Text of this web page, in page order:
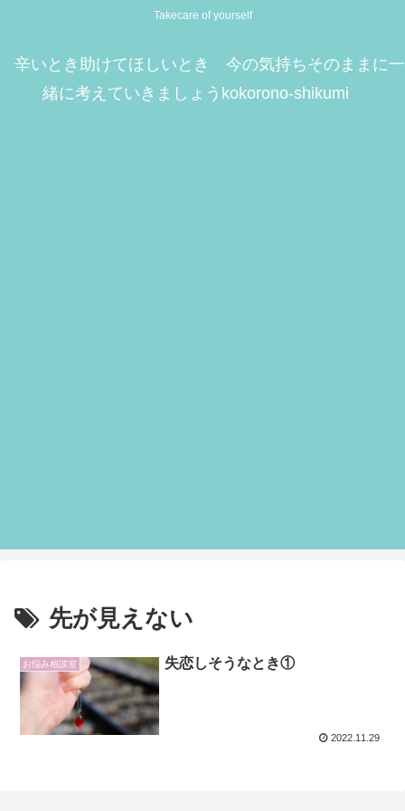
Takecare of yourself
辛いとき助けてほしいとき 今の気持ちそのままに一
緒に考えていきましょうkokorono-shikumi
先が見えない
お悩み相談室 失恋しそうなとき①
2022.11.29